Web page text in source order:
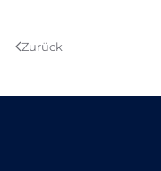
Zurück